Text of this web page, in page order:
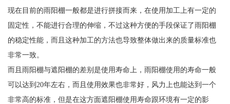
现在目前的雨阳棚一般都是进行拼接而来，在使用加工上有一定的
固定性，不能进行合理的伸缩，不过这种方便的手段保证了雨阳棚
的稳定性能，而且这种加工的方法也导致整体做出来的质量标准也
非常一致。
而且雨阳棚与遮阳棚的差别是使用寿命上，雨阳棚使用的寿命一般
可以达到20年左右，而且使用效果也非常好，风力上也能达到一个
非常高的标准，但是在这方面遮阳棚使用寿命跟环境有一定的影